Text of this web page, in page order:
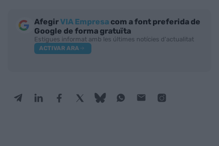
AfegirVIA Empresa com a font preferida de
Google de forma gratuïta
Estigues informat amb les últimes notícies d'actualitat
ACTIVAR ARA